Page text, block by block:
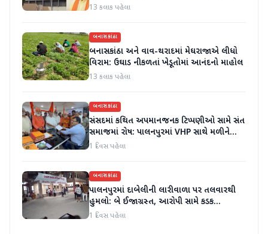
13 કલાક પહેલા
બનાસકાંઠા
બનાસકાંઠા અને વાવ-થરાદમાં મેઘરાજાએ લીધો
વિરામ: ઉઘાડ નીકળતાં ખેડૂતોમાં આનંદનો માહોલ
13 કલાક પહેલા
બનાસકાંઠા
સંસદમાં કથિત અપમાનજનક ટિપ્પણીઓ સામે સંત
સમાજમાં રોષ: પાલનપુરમાં VHP સાથે મળીને
અધિક કલેક્ટરને આવેદનપત્ર આપ્યું
1 દિવસ પહેલા
બનાસકાંઠા
પાલનપુરમાં દાબેલીની લારીવાળા પર તલવારથી
હુમલો: બે ઈજાગ્રસ્ત, આરોપી સામે કડક
કાર્યવાહીની માંગ
1 દિવસ પહેલા